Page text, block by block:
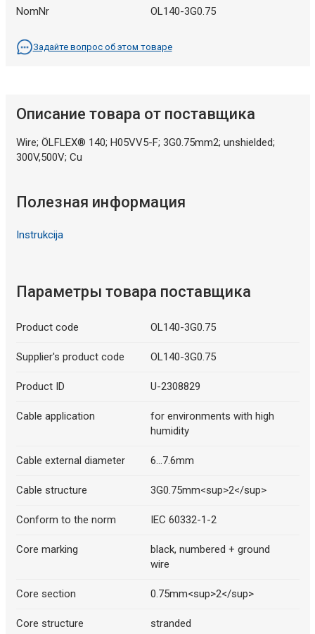
NomNr OL140-3G0.75
Задайте вопрос об этом товаре
Описание товара от поставщика
Wire; ÖLFLEX® 140; H05VV5-F; 3G0.75mm2; unshielded;
300V,500V; Cu
Полезная информация
Instrukcija
Параметры товара поставщика
Product code OL140-3G0.75
Supplier's product code OL140-3G0.75
Product ID U-2308829
Cable application
for environments with high
humidity
Cable external diameter 6...7.6mm
Cable structure 3G0.75mm<sup>2</sup>
Conform to the norm IEC 60332-1-2
Core marking
black, numbered + ground
wire
Core section 0.75mm<sup>2</sup>
Core structure stranded